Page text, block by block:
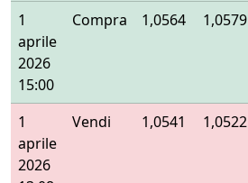
1
aprile
2026
15:00
Compra 1,0564 1,0579
1
aprile
2026
Vendi 1,0541 1,0522